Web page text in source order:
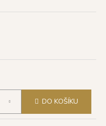
DO KOŠÍKU